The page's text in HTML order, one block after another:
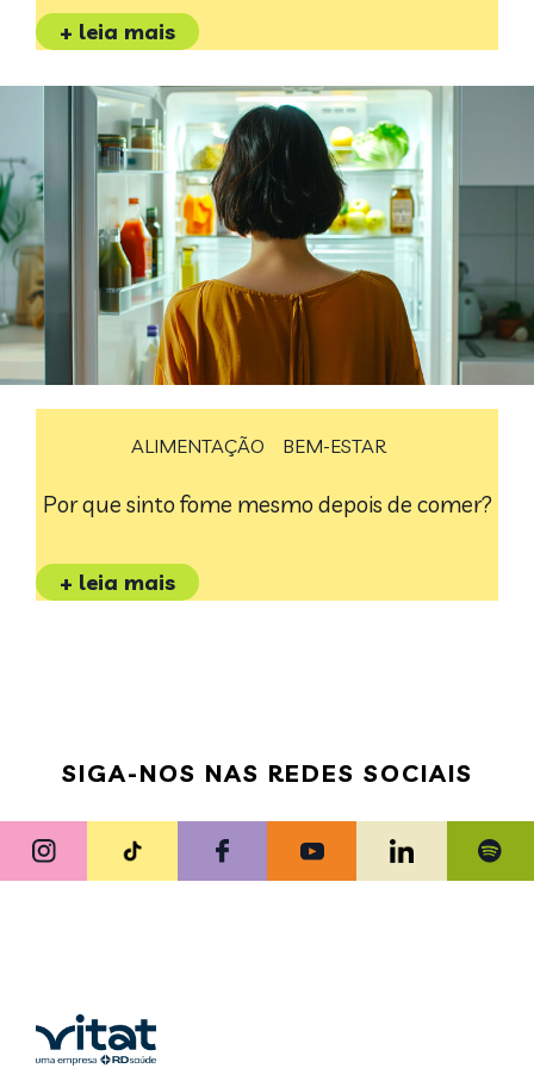
+ leia mais
ALIMENTAÇÃO BEM-ESTAR
Por que sinto fome mesmo depois de comer?
+ leia mais
SIGA-NOS NAS REDES SOCIAIS